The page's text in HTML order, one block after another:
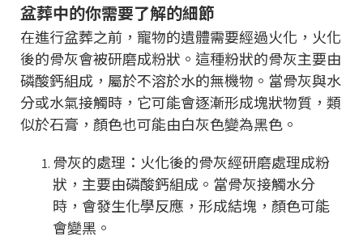
盆葬中的你需要了解的細節
在進行盆葬之前，寵物的遺體需要經過火化，火化
後的骨灰會被研磨成粉狀。這種粉狀的骨灰主要由
磷酸鈣組成，屬於不溶於水的無機物。當骨灰與水
分或水氣接觸時，它可能會逐漸形成塊狀物質，類
似於石膏，顏色也可能由白灰色變為黑色。
骨灰的處理：火化後的骨灰經研磨處理成粉
狀，主要由磷酸鈣組成。當骨灰接觸水分
時，會發生化學反應，形成結塊，顏色可能
會變黑。